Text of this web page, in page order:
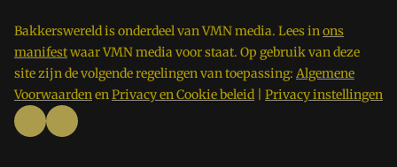
Bakkerswereld is onderdeel van VMN media. Lees inons
manifestwaar VMN media voor staat. Op gebruik van deze
site zijn de volgende regelingen van toepassing: Algemene
VoorwaardenenPrivacy en Cookie beleid Privacy instellingen